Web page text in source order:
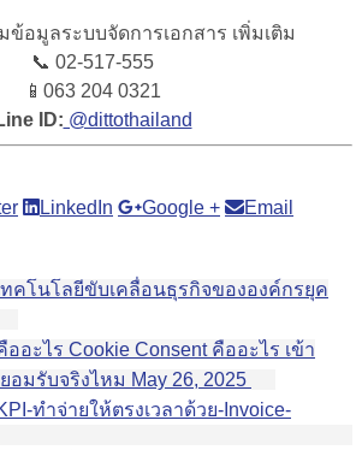
อมูลระบบจัดการเอกสาร เพิ่มเติม
📞 02-517-555
📱 063 204 0321
ID: @dittothailand
LinkedIn Google + Email
ทคโนโลยีขับเคลื่อนธุรกิจขององค์กรยุค
Cookie Consent คืออะไร เข้า
อมรับจริงไหม May 26, 2025